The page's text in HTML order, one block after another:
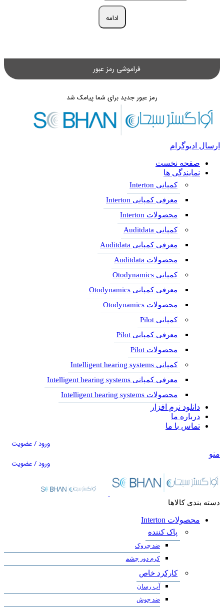
ادامه
فراموشی رمز عبور
رمز عبور جدید برای شما پیامک شد
ارسال ادیوگرام
صفحه نخست
نمایندگی ها
کمپانی Interton
معرفی کمپانی Interton
محصولات Interton
کمپانی Auditdata
معرفی کمپانی Auditdata
محصولات Auditdata
کمپانی Otodynamics
معرفی کمپانی Otodynamics
محصولات Otodynamics
کمپانی Pilot
معرفی کمپانی Pilot
محصولات Pilot
کمپانی Intelligent hearing systems
معرفی کمپانی Intelligent hearing systems
محصولات Intelligent hearing systems
دانلود نرم افزار
درباره ما
تماس با ما
ورود / عضویت
منو
ورود / عضویت
دسته بندی کالاها
محصولات Interton
پاک کننده
ضد چروک
کرم دور چشم
کارکرد خاص
آب رسان
ضد جوش